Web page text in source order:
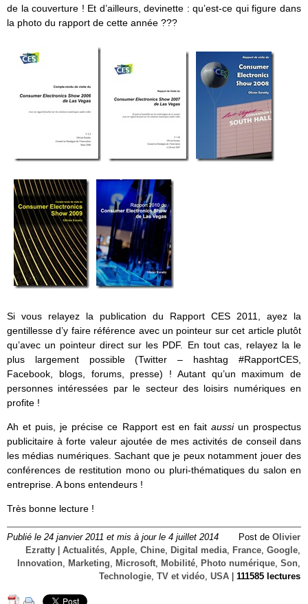
de la couverture ! Et d’ailleurs, devinette : qu’est-ce qui figure dans
la photo du rapport de cette année ???
Si vous relayez la publication du Rapport CES 2011, ayez la
gentillesse d’y faire référence avec un pointeur sur cet article plutôt
qu’avec un pointeur direct sur les PDF. En tout cas, relayez la le
plus largement possible (Twitter – hashtag #RapportCES,
Facebook, blogs, forums, presse) ! Autant qu’un maximum de
personnes intéressées par le secteur des loisirs numériques en
profite !
Ah et puis, je précise ce Rapport est en fait aussi un prospectus
publicitaire à forte valeur ajoutée de mes activités de conseil dans
les médias numériques. Sachant que je peux notamment jouer des
conférences de restitution mono ou pluri-thématiques du salon en
entreprise. A bons entendeurs !
Très bonne lecture !
Publié le 24 janvier 2011 et mis à jour le 4 juillet 2014 Post de Olivier
Ezratty
Actualités, Apple, Chine, Digital media, France, Google,
Innovation, Marketing, Microsoft, Mobilité, Photo numérique, Son,
Technologie, TV et vidéo, USA 111585 lectures